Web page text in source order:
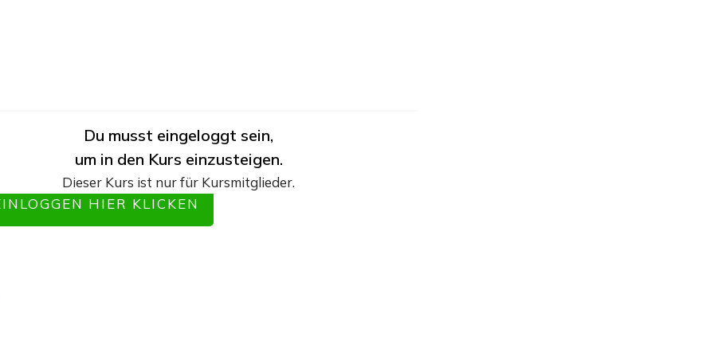
Du musst eingeloggt sein,
um in den Kurs einzusteigen.
Dieser Kurs ist nur für Kursmitglieder.
HIER KLICKEN